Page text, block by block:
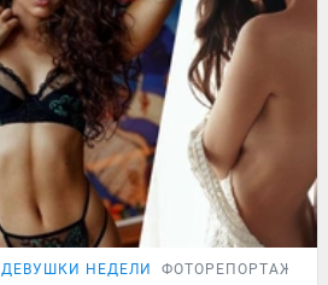
ДЕВУШКИ НЕДЕЛИ ФОТОРЕПОРТАЖ